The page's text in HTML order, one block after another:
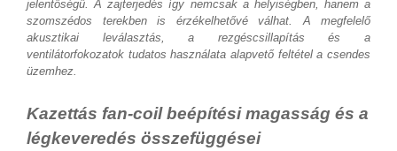
jelentőségű. A zajterjedés így nemcsak a helyiségben, hanem a
szomszédos terekben is érzékelhetővé válhat. A megfelelő
akusztikai leválasztás, a rezgéscsillapítás és a
ventilátorfokozatok tudatos használata alapvető feltétel a csendes
üzemhez.
Kazettás fan-coil beépítési magasság és a
légkeveredés összefüggései